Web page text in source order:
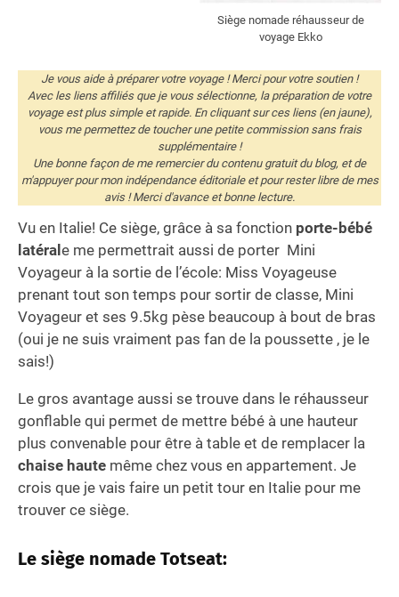
Siège nomade réhausseur de
voyage Ekko
Je vous aide à préparer votre voyage ! Merci pour votre soutien !
Avec les liens affiliés que je vous sélectionne, la préparation de votre
voyage est plus simple et rapide. En cliquant sur ces liens (en jaune),
vous me permettez de toucher une petite commission sans frais
supplémentaire !
Une bonne façon de me remercier du contenu gratuit du blog, et de
m'appuyer pour mon indépendance éditoriale et pour rester libre de mes
avis ! Merci d'avance et bonne lecture.
Vu en Italie! Ce siège, grâce à sa fonction porte-bébé
latéral e me permettrait aussi de porter Mini
Voyageur à la sortie de l’école: Miss Voyageuse
prenant tout son temps pour sortir de classe, Mini
Voyageur et ses 9.5kg pèse beaucoup à bout de bras
(oui je ne suis vraiment pas fan de la poussette , je le
sais!)
Le gros avantage aussi se trouve dans le réhausseur
gonflable qui permet de mettre bébé à une hauteur
plus convenable pour être à table et de remplacer la
chaise haute même chez vous en appartement. Je
crois que je vais faire un petit tour en Italie pour me
trouver ce siège.
Le siège nomade Totseat: